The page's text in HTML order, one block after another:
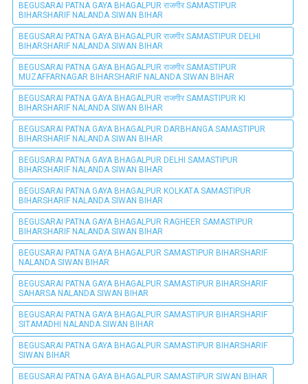
BEGUSARAI PATNA GAYA BHAGALPUR राजगीर SAMASTIPUR
BIHARSHARIF NALANDA SIWAN BIHAR
BEGUSARAI PATNA GAYA BHAGALPUR राजगीर SAMASTIPUR DELHI
BIHARSHARIF NALANDA SIWAN BIHAR
BEGUSARAI PATNA GAYA BHAGALPUR राजगीर SAMASTIPUR
MUZAFFARNAGAR BIHARSHARIF NALANDA SIWAN BIHAR
BEGUSARAI PATNA GAYA BHAGALPUR राजगीर SAMASTIPUR KI
BIHARSHARIF NALANDA SIWAN BIHAR
BEGUSARAI PATNA GAYA BHAGALPUR DARBHANGA SAMASTIPUR
BIHARSHARIF NALANDA SIWAN BIHAR
BEGUSARAI PATNA GAYA BHAGALPUR DELHI SAMASTIPUR
BIHARSHARIF NALANDA SIWAN BIHAR
BEGUSARAI PATNA GAYA BHAGALPUR KOLKATA SAMASTIPUR
BIHARSHARIF NALANDA SIWAN BIHAR
BEGUSARAI PATNA GAYA BHAGALPUR RAGHEER SAMASTIPUR
BIHARSHARIF NALANDA SIWAN BIHAR
BEGUSARAI PATNA GAYA BHAGALPUR SAMASTIPUR BIHARSHARIF
NALANDA SIWAN BIHAR
BEGUSARAI PATNA GAYA BHAGALPUR SAMASTIPUR BIHARSHARIF
SAHARSA NALANDA SIWAN BIHAR
BEGUSARAI PATNA GAYA BHAGALPUR SAMASTIPUR BIHARSHARIF
SITAMADHI NALANDA SIWAN BIHAR
BEGUSARAI PATNA GAYA BHAGALPUR SAMASTIPUR BIHARSHARIF
SIWAN BIHAR
BEGUSARAI PATNA GAYA BHAGALPUR SAMASTIPUR SIWAN BIHAR